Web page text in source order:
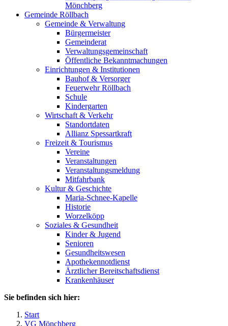
Mönchberg
Gemeinde Röllbach
Gemeinde & Verwaltung
Bürgermeister
Gemeinderat
Verwaltungsgemeinschaft
Öffentliche Bekanntmachungen
Einrichtungen & Institutionen
Bauhof & Versorger
Feuerwehr Röllbach
Schule
Kindergarten
Wirtschaft & Verkehr
Standortdaten
Allianz Spessartkraft
Freizeit & Tourismus
Vereine
Veranstaltungen
Veranstaltungsmeldung
Mitfahrbank
Kultur & Geschichte
Maria-Schnee-Kapelle
Historie
Worzelköpp
Soziales & Gesundheit
Kinder & Jugend
Senioren
Gesundheitswesen
Apothekennotdienst
Ärztlicher Bereitschaftsdienst
Krankenhäuser
Sie befinden sich hier:
Start
VG Mönchberg